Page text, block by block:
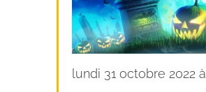
lundi 31 octobre 2022